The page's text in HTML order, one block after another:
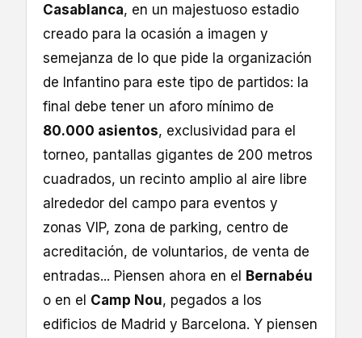
Casablanca, en un majestuoso estadio
creado para la ocasión a imagen y
semejanza de lo que pide la organización
de Infantino para este tipo de partidos: la
final debe tener un aforo mínimo de
80.000 asientos, exclusividad para el
torneo, pantallas gigantes de 200 metros
cuadrados, un recinto amplio al aire libre
alrededor del campo para eventos y
zonas VIP, zona de parking, centro de
acreditación, de voluntarios, de venta de
entradas... Piensen ahora en el Bernabéu
o en el Camp Nou, pegados a los
edificios de Madrid y Barcelona. Y piensen